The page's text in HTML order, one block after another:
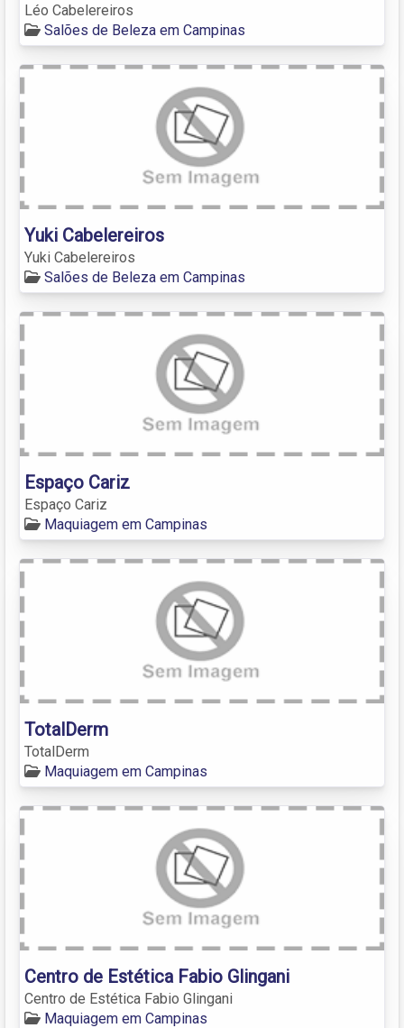
Léo Cabelereiros
Salões de Beleza em Campinas
Yuki Cabelereiros
Yuki Cabelereiros
Salões de Beleza em Campinas
Espaço Cariz
Espaço Cariz
Maquiagem em Campinas
TotalDerm
TotalDerm
Maquiagem em Campinas
Centro de Estética Fabio Glingani
Centro de Estética Fabio Glingani
Maquiagem em Campinas